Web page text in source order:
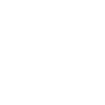
des Arbeitens an
in ein Loch und
nach. Wie
bluesige Stimmung,
zu den